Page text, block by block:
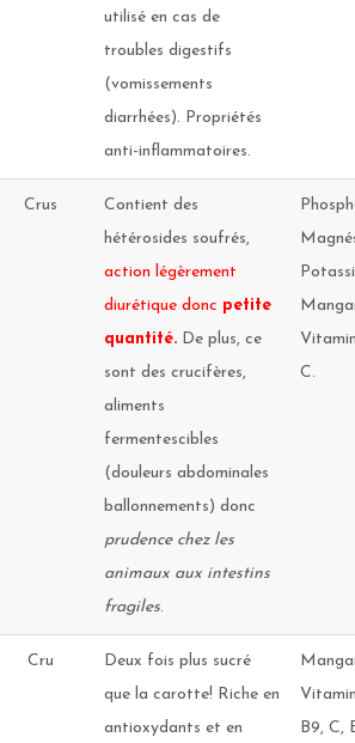
utilisé en cas de
troubles digestifs
(vomissements
diarrhées). Propriétés
anti-inflammatoires.
Crus
Contient des
hétérosides soufrés,
action légèrement
diurétique donc petite
quantité. De plus, ce
sont des crucifères,
aliments
fermentescibles
(douleurs abdominales
ballonnements) donc
prudence chez les
animaux aux intestins
fragiles.
C.
Cru
Deux fois plus sucré
que la carotte! Riche en
antioxydants et en
B9, C,